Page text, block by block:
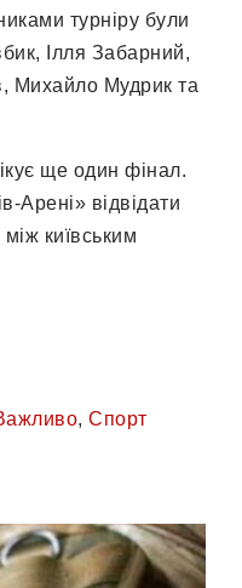
турніру були
Ілля Забарний,
Михайло Мудрик та
ще один фінал.
Арені» відвідати
київським
, Спорт